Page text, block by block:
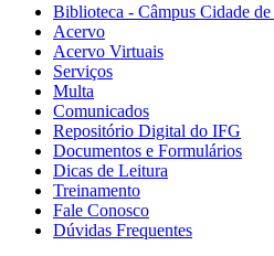
Biblioteca - Câmpus Cidade
Acervo
Acervo Virtuais
Serviços
Multa
Comunicados
Repositório Digital do IFG
Documentos e Formulários
Dicas de Leitura
Treinamento
Fale Conosco
Dúvidas Frequentes